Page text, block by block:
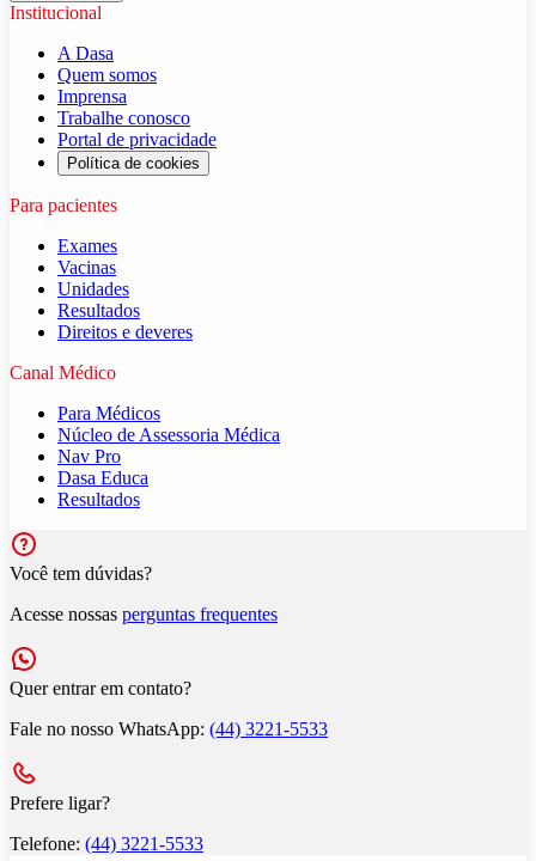
Institucional
A Dasa
Quem somos
Imprensa
Trabalhe conosco
Portal de privacidade
Política de cookies
Para pacientes
Exames
Vacinas
Unidades
Resultados
Direitos e deveres
Canal Médico
Para Médicos
Núcleo de Assessoria Médica
Nav Pro
Dasa Educa
Resultados
Você tem dúvidas?
Acesse nossas perguntas frequentes
Quer entrar em contato?
Fale no nosso WhatsApp: (44) 3221-5533
Prefere ligar?
Telefone: (44) 3221-5533